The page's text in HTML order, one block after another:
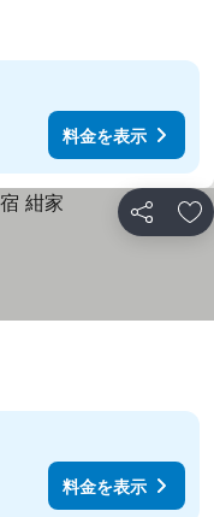
料金を表示
シェア お
料金を表示